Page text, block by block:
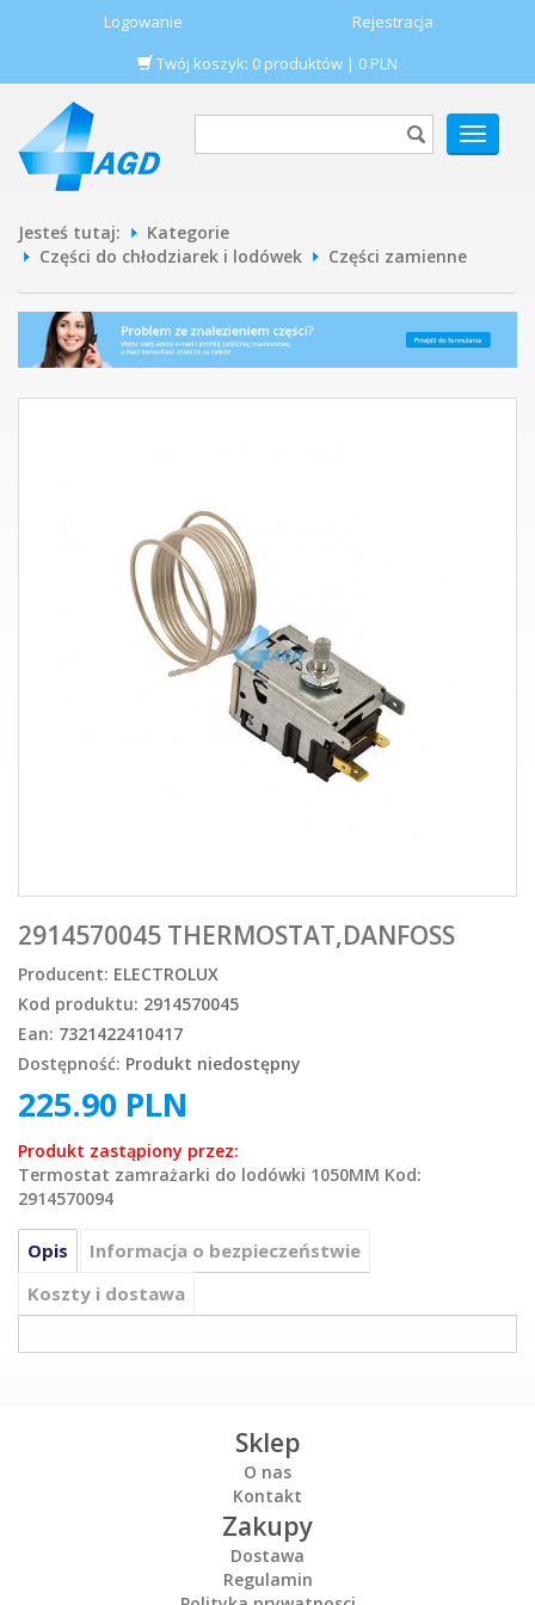
Logowanie
Rejestracja
Twój koszyk: 0 produktów | 0 PLN
POKAŻ
MENU
Jesteś tutaj:
Kategorie
Części do chłodziarek i lodówek
Części zamienne
2914570045 THERMOSTAT,DANFOSS
Producent: ELECTROLUX
Kod produktu: 2914570045
Ean: 7321422410417
Dostępność: Produkt niedostępny
225.90 PLN
Produkt zastąpiony przez:
Termostat zamrażarki do lodówki 1050MM Kod:
2914570094
Opis
Informacja o bezpieczeństwie
Koszty i dostawa
Sklep
O nas
Kontakt
Zakupy
Dostawa
Regulamin